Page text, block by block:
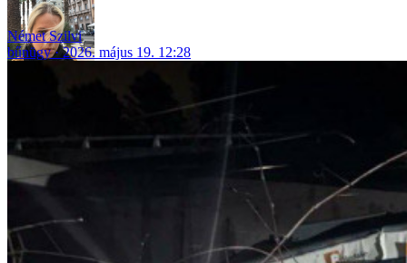
Német Szilvi
bűnügy
2026. május 19. 12:28